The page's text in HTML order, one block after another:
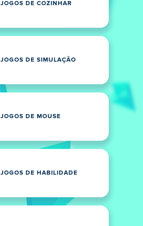
JOGOS DE COZINHAR
JOGOS DE SIMULAÇÃO
JOGOS DE MOUSE
JOGOS DE HABILIDADE